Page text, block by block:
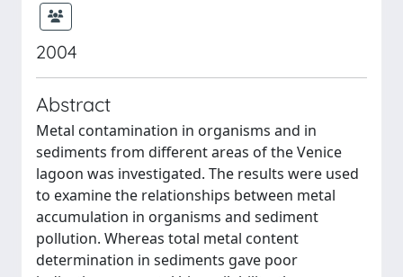
2004
Abstract
Metal contamination in organisms and in
sediments from different areas of the Venice
lagoon was investigated. The results were used
to examine the relationships between metal
accumulation in organisms and sediment
pollution. Whereas total metal content
determination in sediments gave poor